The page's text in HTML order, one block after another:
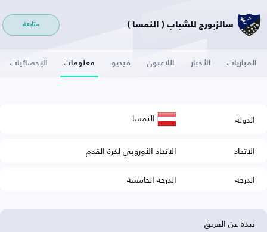
سالزبورج للشباب ( النمسا ) متابعة
المباريات الأخبار اللاعبون فيديو معلومات الإحصائيات
الدولة النمسا
الاتحاد
الاتحاد الأوروبي لكرة القدم
الدرجة
الدرجة الخامسة
نبذة عن الفريق